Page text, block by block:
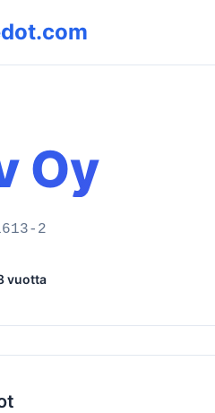
Oy
2
vuotta